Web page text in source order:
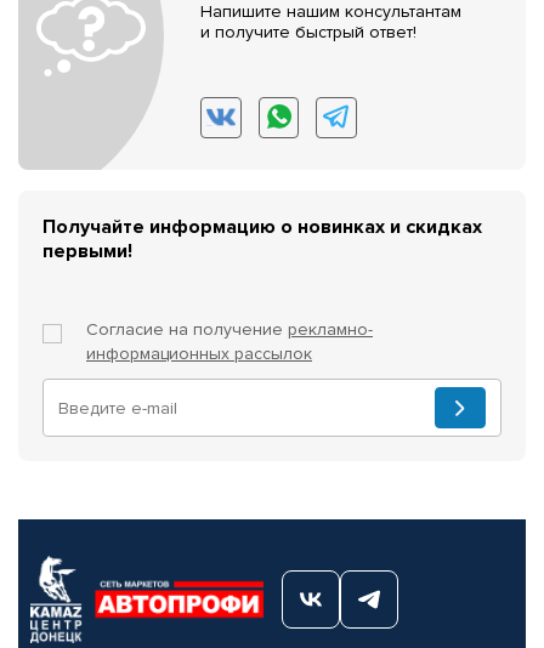
Напишите нашим консультантам
и получите быстрый ответ!
Получайте информацию о новинках и скидках
первыми!
Согласие на получение рекламно-
информационных рассылок